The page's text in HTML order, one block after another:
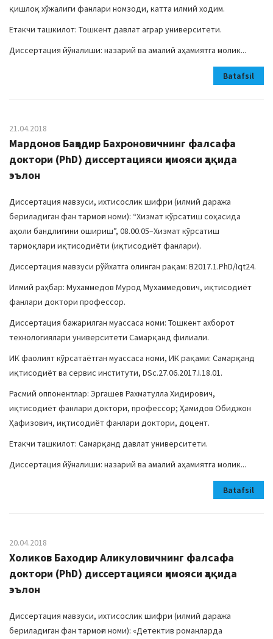
қишлоқ хўжалиги фанлари номзоди, катта илмий ходим.
Етакчи ташкилот: Тошкент давлат аграр университети.
Диссертация йўналиши: назарий ва амалий аҳамиятга молик...
Batafsil
21.04.2018
Мардонов Баҳодир Бахроновичнинг фалсафа
доктори (PhD) диссертацияси ҳимояси ҳақида
эълон
Диссертация мавзуси, ихтисослик шифри (илмий даража
бериладиган фан тармоғи номи): “Хизмат кўрсатиш соҳасида
аҳоли бандлигини ошириш”, 08.00.05–Хизмат кўрсатиш
тармоқлари иқтисодиёти (иқтисодиёт фанлари).
Диссертация мавзуси рўйхатга олинган рақам: B2017.1.PhD/Iqt24.
Илмий раҳбар: Мухаммедов Мурод Мухаммедович, иқтисодиёт
фанлари доктори профессор.
Диссертация бажарилган муассаса номи: Тошкент ахборот
технологиялари университети Самарқанд филиали.
ИК фаолият кўрсатаётган муассаса номи, ИК рақами: Самарқанд
иқтисодиёт ва сервис институти, DSс.27.06.2017.I.18.01.
Расмий оппонентлар: Эргашев Рахматулла Хидирович,
иқтисодиёт фанлари доктори, профессор; Ҳамидов Обиджон
Ҳафизович, иқтисодиёт фанлари доктори, доцент.
Етакчи ташкилот: Самарқанд давлат университети.
Диссертация йўналиши: назарий ва амалий аҳамиятга молик...
Batafsil
20.04.2018
Холиков Баходир Аликуловичнинг фалсафа
доктори (PhD) диссертацияси ҳимояси ҳақида
эълон
Диссертация мавзуси, ихтисослик шифри (илмий даража
бериладиган фан тармоғи номи): «Детектив романларда